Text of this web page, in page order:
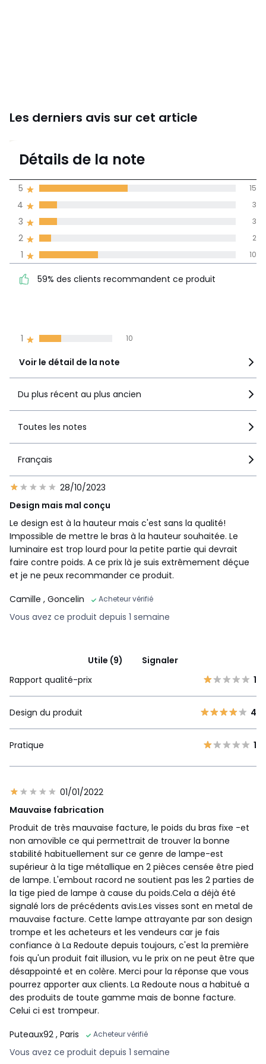
Les derniers avis sur cet article
3,3
de moyenne
obtenue sur
1 10
4
recommandent ce produit
Voir le détail de la note
Détails de la note
1 10
2 2
3 3
4 3
5 15
59% des clients recommandent ce produit
Du plus récent au plus ancien
Toutes les notes
Français
28/10/2023
Design mais mal conçu
Le design est à la hauteur mais c'est sans la qualité!
Impossible de mettre le bras à la hauteur souhaitée. Le
luminaire est trop lourd pour la petite partie qui devrait
faire contre poids. A ce prix là je suis extrêmement déçue
et je ne peux recommander ce produit.
Camille , Goncelin Acheteur vérifié
Vous avez ce produit depuis 1 semaine
Utile (9)
Signaler
Rapport qualité-prix
1
Design du produit 4
Pratique 1
01/01/2022
Mauvaise fabrication
Produit de très mauvaise facture, le poids du bras fixe -et
non amovible ce qui permettrait de trouver la bonne
stabilité habituellement sur ce genre de lampe-est
supérieur à la tige métallique en 2 pièces censée être pied
de lampe. L'embout racord ne soutient pas les 2 parties de
la tige pied de lampe à cause du poids.Cela a déjà été
signalé lors de précédents avis.Les visses sont en metal de
mauvaise facture. Cette lampe attrayante par son design
trompe et les acheteurs et les vendeurs car je fais
confiance à La Redoute depuis toujours, c'est la première
fois qu'un produit fait illusion, vu le prix on ne peut être que
désappointé et en colère. Merci pour la réponse que vous
pourrez apporter aux clients. La Redoute nous a habitué a
des produits de toute gamme mais de bonne facture.
Celui ci est trompeur.
Puteaux92 , Paris Acheteur vérifié
Vous avez ce produit depuis 1 semaine